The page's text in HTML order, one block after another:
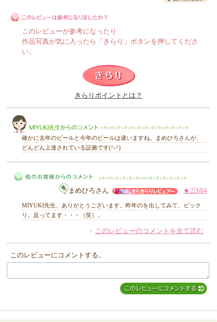
このレビューは参考になりましたか？
このレビューが参考になったり
作品写真が気に入ったら「きらり」ボタンを押してくださ
い。
きらりポイントとは？
MIYUKI先生からのコメント
確かに去年のビールと今年のビールは違いますね。まめひろさんが、
どんどん上達されている証拠です(^-^)
他のお客様からのコメント
まめひろさん ★22684
MIYUKI先生、ありがとうございます。昨年のを出してみて、ビック
リ。反ってます・・・（笑）。
このレビューのコメントを全て読む
このレビューにコメントする。